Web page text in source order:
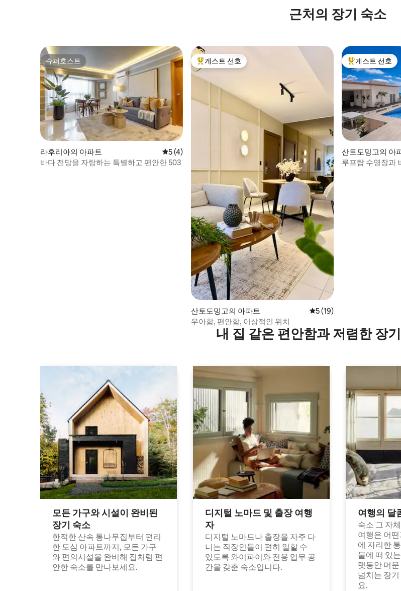
근처의 장기 숙소
슈퍼호스트
슈퍼호스트
라후리아의 아파트 평점 5점(5점 만점), 후기 4개
5 (4)
바다 전망을 자랑하는 특별하고 편안한 503
상위 게스트 선호
게스트 선호
산토도밍고의 아파트 평점 5점(5점 만점), 후기 19개
5 (19)
우아함, 편안함, 이상적인 위치
상위 게스트 선호
게스트 선호
산토도밍고의 아
루프탑 수영장과
내 집 같은 편안함과 저렴한 장
모든 가구와 시설이 완비된
장기 숙소
한적한 산속 통나무집부터 편리
한 도심 아파트까지, 모든 가구
와 편의시설을 완비해 집처럼 편
안한 숙소를 만나보세요.
디지털 노마드 및 출장 여행
자
디지털 노마드나 출장을 자주 다
니는 직장인들이 편히 일할 수
있도록 와이파이와 전용 업무 공
간을 갖춘 숙소입니다.
여행의 달
숙소 그 자
여행은 어
에 자리한
물에 떠 있
랫동안 머
넘치는 장
요.